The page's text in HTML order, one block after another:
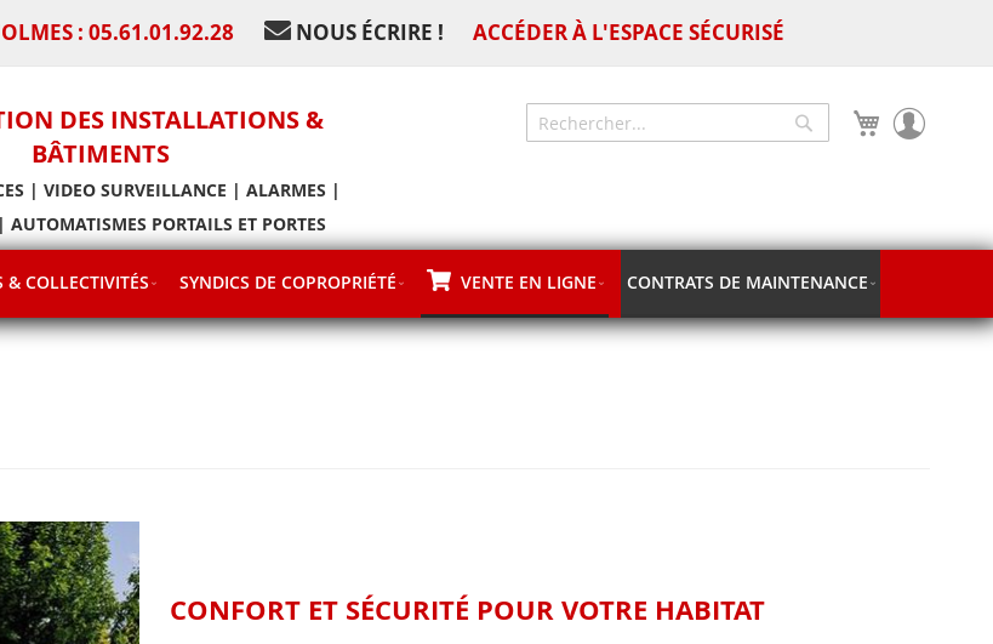
: 05.61.01.92.28 NOUS ÉCRIRE ! ACCÉDER À L'ESPACE SÉCURISÉ
DES INSTALLATIONS &
BÂTIMENTS
| VIDEO SURVEILLANCE | ALARMES |
PORTAILS ET PORTES
Mon panier
Chercher
& COLLECTIVITÉS SYNDICS DE COPROPRIÉTÉ VENTE EN LIGNE CONTRATS DE MAINTENANCE
CONFORT ET SÉCURITÉ POUR VOTRE HABITAT